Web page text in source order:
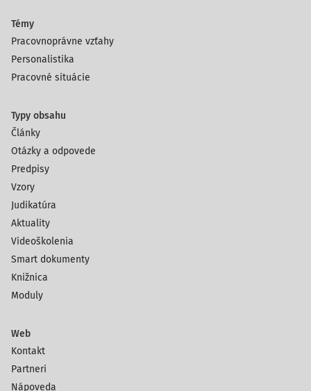
Témy
Pracovnoprávne vzťahy
Personalistika
Pracovné situácie
Typy obsahu
Články
Otázky a odpovede
Predpisy
Vzory
Judikatúra
Aktuality
Videoškolenia
Smart dokumenty
Knižnica
Moduly
Web
Kontakt
Partneri
Nápoveda